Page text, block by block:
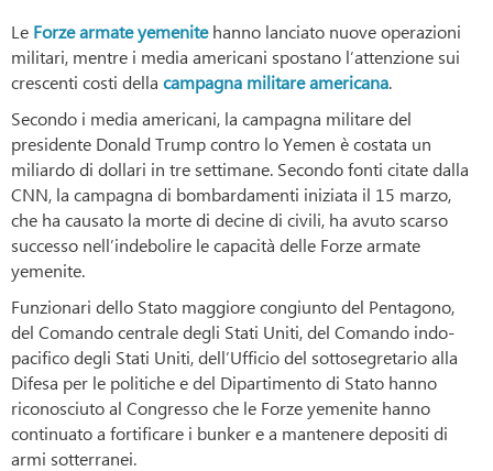
Le Forze armate yemenitehanno lanciato nuove operazioni
militari, mentre i media americani spostano l’attenzione sui
crescenti costi della campagna militare americana.
Secondo i media americani, la campagna militare del
presidente Donald Trump contro lo Yemen è costata un
miliardo di dollari in tre settimane. Secondo fonti citate dalla
CNN, la campagna di bombardamenti iniziata il 15 marzo,
che ha causato la morte di decine di civili, ha avuto scarso
successo nell’indebolire le capacità delle Forze armate
yemenite.
Funzionari dello Stato maggiore congiunto del Pentagono,
del Comando centrale degli Stati Uniti, del Comando indo-
pacifico degli Stati Uniti, dell’Ufficio del sottosegretario alla
Difesa per le politiche e del Dipartimento di Stato hanno
riconosciuto al Congresso che le Forze yemenite hanno
continuato a fortificare i bunker e a mantenere depositi di
armi sotterranei.